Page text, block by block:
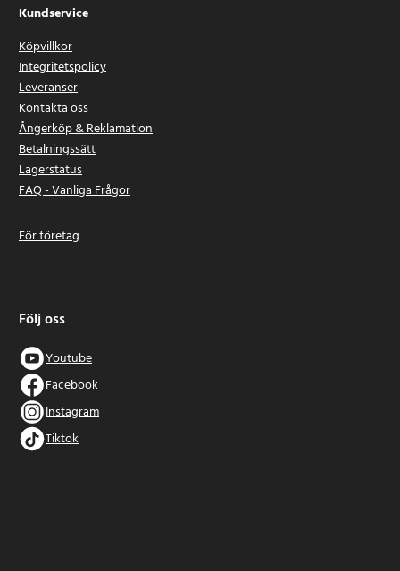
Kundservice
Köpvillkor
Integritetspolicy
Leveranser
Kontakta oss
Ångerköp & Reklamation
Betalningssätt
Lagerstatus
FAQ - Vanliga Frågor
För företag
Följ oss
Youtube
Facebook
Instagram
Tiktok